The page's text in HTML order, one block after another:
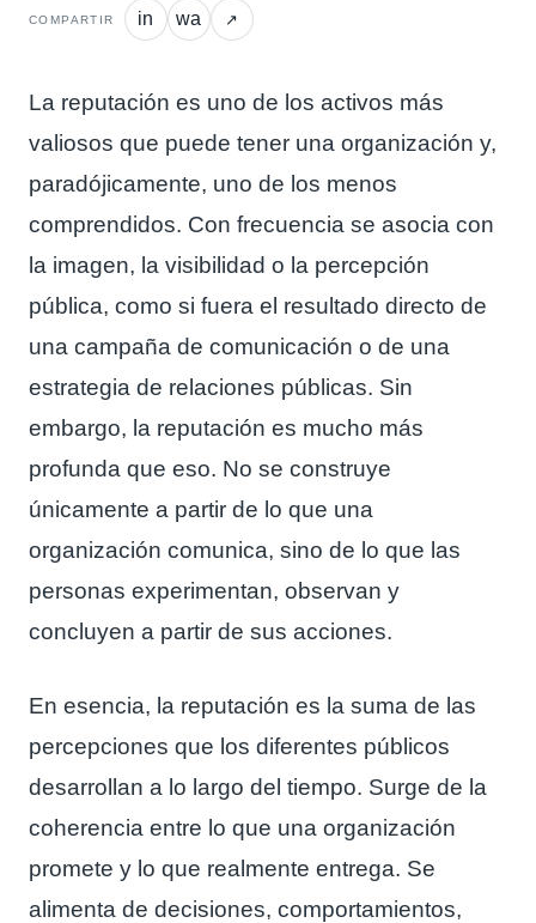
COMPARTIR in wa ↗
La reputación es uno de los activos más
valiosos que puede tener una organización y,
paradójicamente, uno de los menos
comprendidos. Con frecuencia se asocia con
la imagen, la visibilidad o la percepción
pública, como si fuera el resultado directo de
una campaña de comunicación o de una
estrategia de relaciones públicas. Sin
embargo, la reputación es mucho más
profunda que eso. No se construye
únicamente a partir de lo que una
organización comunica, sino de lo que las
personas experimentan, observan y
concluyen a partir de sus acciones.
En esencia, la reputación es la suma de las
percepciones que los diferentes públicos
desarrollan a lo largo del tiempo. Surge de la
coherencia entre lo que una organización
promete y lo que realmente entrega. Se
alimenta de decisiones, comportamientos,